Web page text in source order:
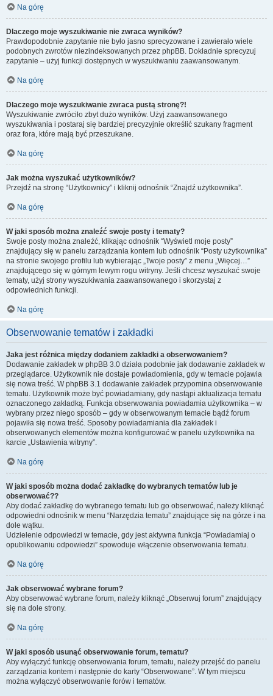
Na górę
Dlaczego moje wyszukiwanie nie zwraca wyników?
Prawdopodobnie zapytanie nie było jasno sprecyzowane i zawierało wiele
podobnych zwrotów niezindeksowanych przez phpBB. Dokładnie sprecyzuj
zapytanie – użyj funkcji dostępnych w wyszukiwaniu zaawansowanym.
Na górę
Dlaczego moje wyszukiwanie zwraca pustą stronę?!
Wyszukiwanie zwróciło zbyt dużo wyników. Użyj zaawansowanego
wyszukiwania i postaraj się bardziej precyzyjnie określić szukany fragment
oraz fora, które mają być przeszukane.
Na górę
Jak można wyszukać użytkowników?
Przejdź na stronę “Użytkownicy” i kliknij odnośnik “Znajdź użytkownika”.
Na górę
W jaki sposób można znaleźć swoje posty i tematy?
Swoje posty można znaleźć, klikając odnośnik “Wyświetl moje posty”
znajdujący się w panelu zarządzania kontem lub odnośnik “Posty użytkownika”
na stronie swojego profilu lub wybierając „Twoje posty” z menu „Więcej…”
znajdującego się w górnym lewym rogu witryny. Jeśli chcesz wyszukać swoje
tematy, użyj strony wyszukiwania zaawansowanego i skorzystaj z
odpowiednich funkcji.
Na górę
Obserwowanie tematów i zakładki
Jaka jest różnica między dodaniem zakładki a obserwowaniem?
Dodawanie zakładek w phpBB 3.0 działa podobnie jak dodawanie zakładek w
przeglądarce. Użytkownik nie dostaje powiadomienia, gdy w temacie pojawia
się nowa treść. W phpBB 3.1 dodawanie zakładek przypomina obserwowanie
tematu. Użytkownik może być powiadamiany, gdy nastąpi aktualizacja tematu
oznaczonego zakładką. Funkcja obserwowania powiadamia użytkownika – w
wybrany przez niego sposób – gdy w obserwowanym temacie bądź forum
pojawiła się nowa treść. Sposoby powiadamiania dla zakładek i
obserwowanych elementów można konfigurować w panelu użytkownika na
karcie „Ustawienia witryny”.
Na górę
W jaki sposób można dodać zakładkę do wybranych tematów lub je
obserwować??
Aby dodać zakładkę do wybranego tematu lub go obserwować, należy kliknąć
odpowiedni odnośnik w menu “Narzędzia tematu” znajdujące się na górze i na
dole wątku.
Udzielenie odpowiedzi w temacie, gdy jest aktywna funkcja “Powiadamiaj o
opublikowaniu odpowiedzi” spowoduje włączenie obserwowania tematu.
Na górę
Jak obserwować wybrane forum?
Aby obserwować wybrane forum, należy kliknąć „Obserwuj forum” znajdujący
się na dole strony.
Na górę
W jaki sposób usunąć obserwowanie forum, tematu?
Aby wyłączyć funkcję obserwowania forum, tematu, należy przejść do panelu
zarządzania kontem i następnie do karty “Obserwowane”. W tym miejscu
można wyłączyć obserwowanie forów i tematów.